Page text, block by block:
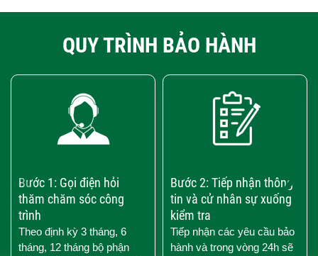
QUY TRÌNH BẢO HÀNH
Bước 1: Gọi điện hỏi
thăm chăm sóc công
trình
Theo định kỳ 3 tháng, 6
tháng, 12 tháng bộ phận
Bước 2: Tiếp nhận thông
tin và cử nhân sự xuống
kiểm tra
Tiếp nhận các yêu cầu bảo
hành và trong vòng 24h sẽ
›
‹